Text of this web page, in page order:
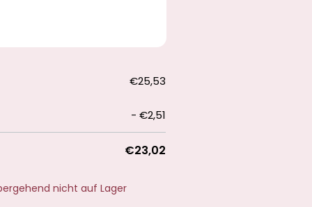
€25,53
-€2,51
€23,02
nicht auf Lager